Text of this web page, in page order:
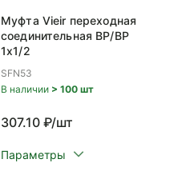
Муфта Vieir переходная
соединительная ВР/ВР
1x1/2
SFN53
В наличии > 100 шт
307.10 ₽/шт
Параметры